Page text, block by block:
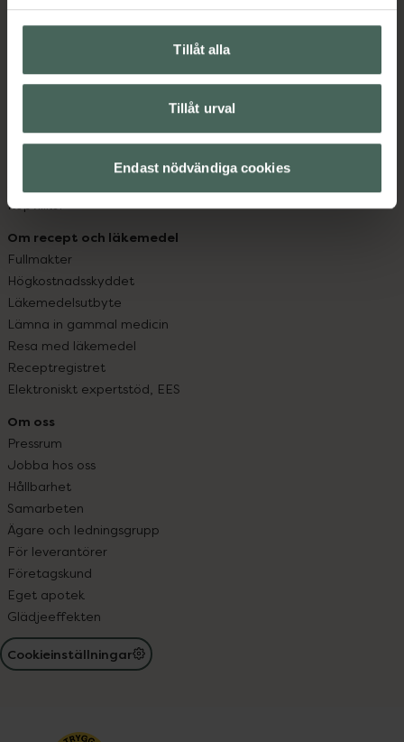
Tillåt alla
Tillåt urval
Endast nödvändiga cookies
Kundservice
Kontakta oss
Hitta apotek
Leverans, betalning och retur
Sajtens tillgänglighet
Köpvillkor
Om recept och läkemedel
Fullmakter
Högkostnadsskyddet
Läkemedelsutbyte
Lämna in gammal medicin
Resa med läkemedel
Receptregistret
Elektroniskt expertstöd, EES
Om oss
Pressrum
Jobba hos oss
Hållbarhet
Samarbeten
Ägare och ledningsgrupp
För leverantörer
Företagskund
Eget apotek
Glädjeeffekten
Cookieinställningar